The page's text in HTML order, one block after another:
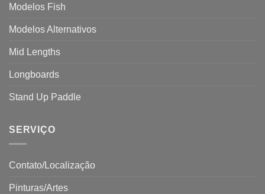
Modelos Fish
Modelos Alternativos
Mid Lengths
Longboards
Stand Up Paddle
SERVIÇO
Contato/Localização
Pinturas/Artes